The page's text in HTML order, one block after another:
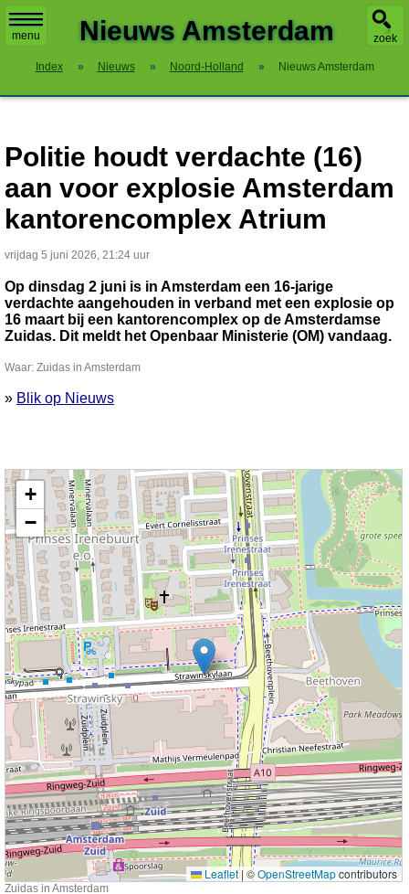
menu zoek
Nieuws Amsterdam
Index » Nieuws » Noord-Holland » Nieuws Amsterdam
Politie houdt verdachte (16)
aan voor explosie Amsterdam
kantorencomplex Atrium
vrijdag 5 juni 2026, 21:24 uur
Op dinsdag 2 juni is in Amsterdam een 16-jarige
verdachte aangehouden in verband met een explosie op
16 maart bij een kantorencomplex op de Amsterdamse
Zuidas. Dit meldt het Openbaar Ministerie (OM) vandaag.
Waar: Zuidas in Amsterdam
» Blik op Nieuws
Kaart nieuws Amsterdam. Locatie nieuws: 52.34097 / 4.87574 Zuidas
+
−
Leaflet | ©OpenStreetMapcontributors
Zuidas in Amsterdam